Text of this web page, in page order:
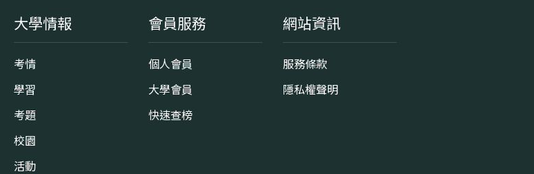
大學情報
考情
學習
考題
校園
活動
會員服務
個人會員
大學會員
快速查榜
網站資訊
服務條款
隱私權聲明